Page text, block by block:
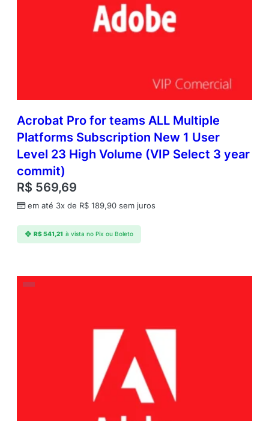
Acrobat Pro for teams ALL Multiple
Platforms Subscription New 1 User
Level 23 High Volume (VIP Select 3 year
commit)
R$ 569,69
em até 3x de R$ 189,90 sem juros
R$541,21 à vista no Pix ou Boleto